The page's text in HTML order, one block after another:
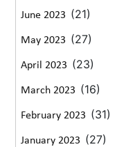
June 2023 (21)
May 2023 (27)
April 2023 (23)
March 2023 (16)
February 2023 (31)
January 2023 (27)